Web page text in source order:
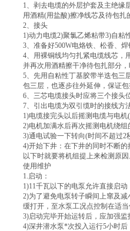
1、剥去电缆的外层护套及主绝缘
用酒精(用盐酸)擦净线芯及待包
2、接头
1)动力电缆2)聚氯乙烯粘带3)自粘
3、准备好500W电烙铁、松香、
4、用裸铜线均匀扎紧电缆线芯，
并再次用酒精擦干净待包扎部分
5、先用自粘性丁基胶带半迭包三
包三层，也逐步往外延伸，保证
6、三芯电缆接头时应将三个接头
7、引出电缆为双引缆时的接线方
1)电缆接完头以后摇测电缆与电
2)电机加满水后再次摇测电机绕
3)通电试验一下转向(时间不超过2
4)开始下井：在下井的同时不断
以下时就要将机组提上来检测原
使用维护
1.启动：
1)11千瓦以下的电泵允许直接启
2)为了避免电泵转子瞬间上窜及
缓打开，至水泵工况点控制在适
3)启动完毕开始运转后，应加强
4)深井潜水泵*次投入运行5小时